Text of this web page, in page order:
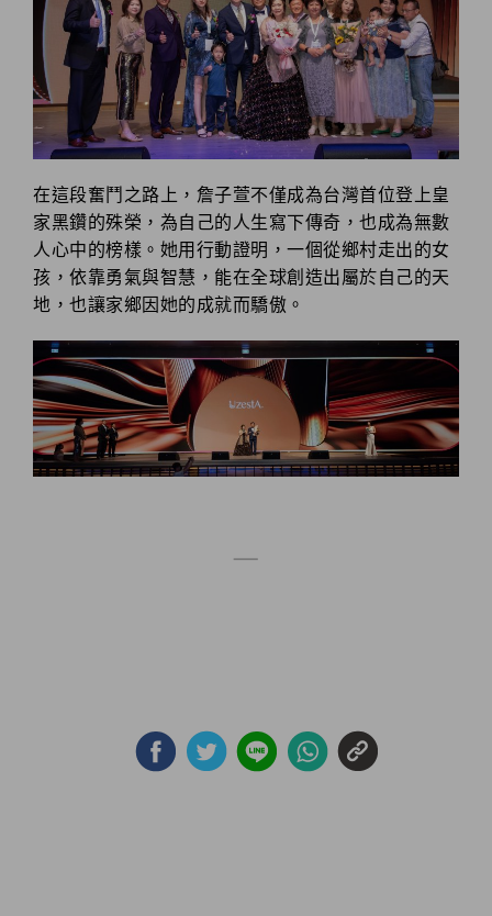
在這段奮鬥之路上，詹子萱不僅成為台灣首位登上皇
家黑鑽的殊榮，為自己的人生寫下傳奇，也成為無數
人心中的榜樣。她用行動證明，一個從鄉村走出的女
孩，依靠勇氣與智慧，能在全球創造出屬於自己的天
地，也讓家鄉因她的成就而驕傲。
——